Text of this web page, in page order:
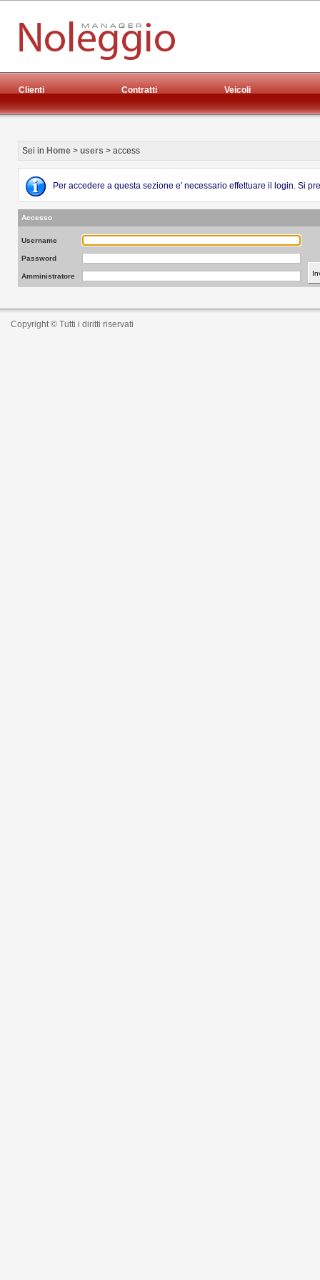
Clienti Contratti Veicoli
Sei in Home > users > access
Per accedere a questa sezione e' necessario effettuare il login. Si
Accesso
Username
Password
Amministratore
Copyright © Tutti i diritti riservati